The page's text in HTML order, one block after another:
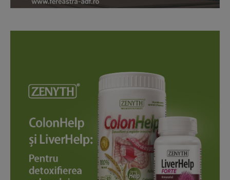
Subscription Plans